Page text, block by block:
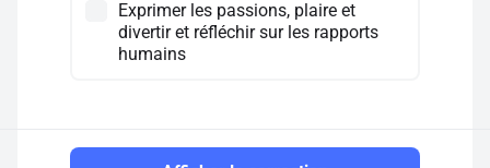
Exprimer les passions, plaire et
divertir et réfléchir sur les rapports
humains